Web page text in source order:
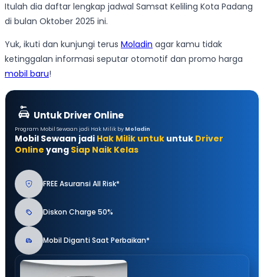
Itulah dia daftar lengkap jadwal Samsat Keliling Kota Padang
di bulan Oktober 2025 ini.
Yuk, ikuti dan kunjungi terus Moladin agar kamu tidak
ketinggalan informasi seputar otomotif dan promo harga
mobil baru!
Untuk Driver Online
Program Mobil Sewaan jadi Hak Milik by Moladin
Mobil Sewaan jadi Hak Milik untuk untuk Driver
Online yang Siap Naik Kelas
FREE Asuransi All Risk*
Diskon Charge 50%
Mobil Diganti Saat Perbaikan*